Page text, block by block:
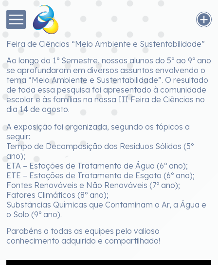
Feira de Ciências “Meio Ambiente e Sustentabilidade”
Ao longo do 1º Semestre, nossos alunos do 5º ao 9º ano
se aprofundaram em diversos assuntos envolvendo o
tema “Meio Ambiente e Sustentabilidade”. O resultado
de toda essa pesquisa foi apresentado à comunidade
escolar e às famílias na nossa III Feira de Ciências no
dia 14 de agosto.
A exposição foi organizada, segundo os tópicos a
seguir:
Tempo de Decomposição dos Resíduos Sólidos (5º
ano);
ETA – Estações de Tratamento de Água (6º ano);
ETE – Estações de Tratamento de Esgoto (6º ano);
Fontes Renováveis e Não Renováveis (7º ano);
Fatores Climáticos (8º ano);
Substâncias Químicas que Contaminam o Ar, a Água e
o Solo (9º ano).
Parabéns a todas as equipes pelo valioso
conhecimento adquirido e compartilhado!